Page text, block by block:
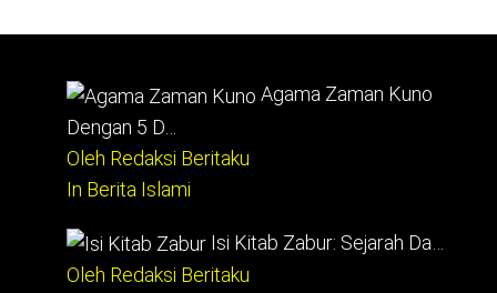
Agama Zaman Kuno
Dengan 5 D…
Oleh Redaksi Beritaku
In Berita Islami
Isi Kitab Zabur: Sejarah Da…
Oleh Redaksi Beritaku